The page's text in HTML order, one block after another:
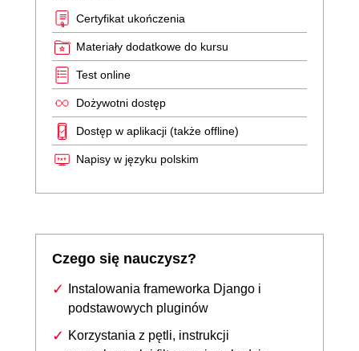
Certyfikat ukończenia
Materiały dodatkowe do kursu
Test online
Dożywotni dostęp
Dostęp w aplikacji (także offline)
Napisy w języku polskim
Czego się nauczysz?
Instalowania frameworka Django i
podstawowych pluginów
Korzystania z pętli, instrukcji